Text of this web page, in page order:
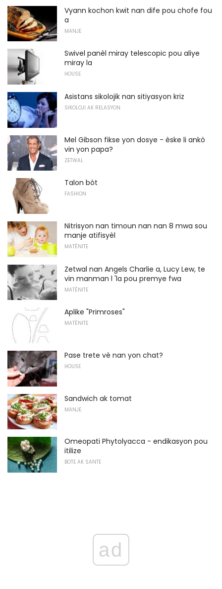
Vyann kochon kwit nan dife pou chofe fou
a
MANJE
Swivel panèl miray telescopic pou aliye
miray la
HOUSE
Asistans sikolojik nan sitiyasyon kriz
SIKOLOJI AK RELASYON
Mel Gibson fikse yon dosye - èske li ankò
vin yon papa?
ZETWAL
Talon bòt
FASHION
Nitrisyon nan timoun nan nan 8 mwa sou
manje atifisyèl
MATÈNITE
Zetwal nan Angels Charlie a, Lucy Lew, te
vin manman l 'la pou premye fwa
MATÈNITE
Aplike "Primroses"
MATÈNITE
Pase trete vè nan yon chat?
HOUSE
Sandwich ak tomat
MANJE
Omeopati Phytolyacca - endikasyon pou
itilize
BOTE AK SANTE
ad